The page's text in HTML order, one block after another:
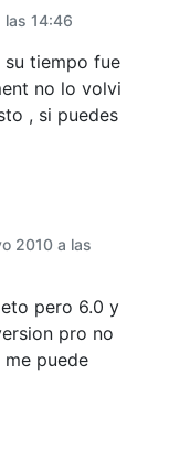
las 14:46
su tiempo fue
no lo volvi
, si puedes
2010 a las
pero 6.0 y
pro no
puede